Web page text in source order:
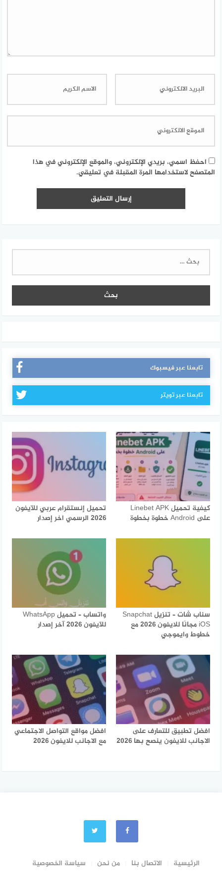
احفظ اسمي، بريدي الإلكتروني، والموقع الإلكتروني في هذا
المتصفح لاستخدامها المرة المقبلة في تعليقي.
البحث
تابعنا عبر فيسبوك
تابعنا عبر تويتر
كيفية تحميل Linebet APK
على Android خطوة بخطوة
تحميل إنستقرام عربي للآيفون
2026 الرسمي اخر إصدار
سناب شات – تنزيل Snapchat
iOS مجانًا للايفون 2026 مع
خطوط وايموجي
واتساب – تحميل WhatsApp
للآيفون 2026 آخر إصدار
افضل تطبيق للتعارف على
الاجانب للايفون ينصح بها 2026
افضل مواقع التواصل الاجتماعي
مع الاجانب للايفون 2026
الرئيسية الاتصال بنا من نحن سياسة الخصوصية